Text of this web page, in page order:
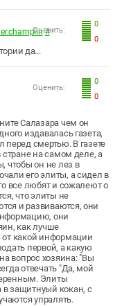
0
0
Оценить:
#
да...
0
0
Оценить:
Салазара чем он
издавалась газета,
перед смертью. В газете
стране на самом деле, а
чтобы он не лез в
его элиты, а сидел в
все любят и сожалеют о
что элиты не
и развиваются, они
они
как лучше
от какой информации
первой, а какую
вопрос хозяина: "Вы
отвечать "Да, мой
Элиты
в защитнуый кокан, с
упралять.